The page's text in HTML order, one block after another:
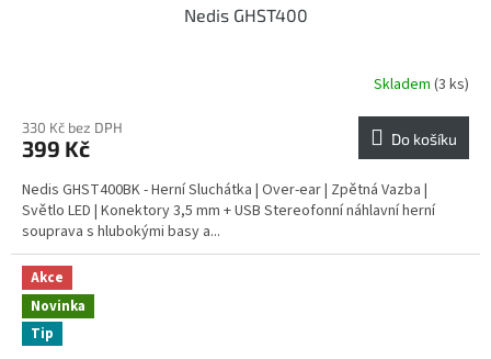
Nedis GHST400
Skladem (3 ks)
330 Kč bez DPH
399 Kč Do košíku
Nedis GHST400BK - Herní Sluchátka | Over-ear | Zpětná Vazba |
Světlo LED | Konektory 3,5 mm + USB Stereofonní náhlavní herní
souprava s hlubokými basy a...
Akce
Novinka
Tip